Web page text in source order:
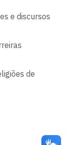
e discursos
de